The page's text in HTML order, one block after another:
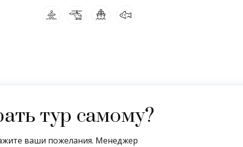
тур самому?
ваши пожелания. Менеджер